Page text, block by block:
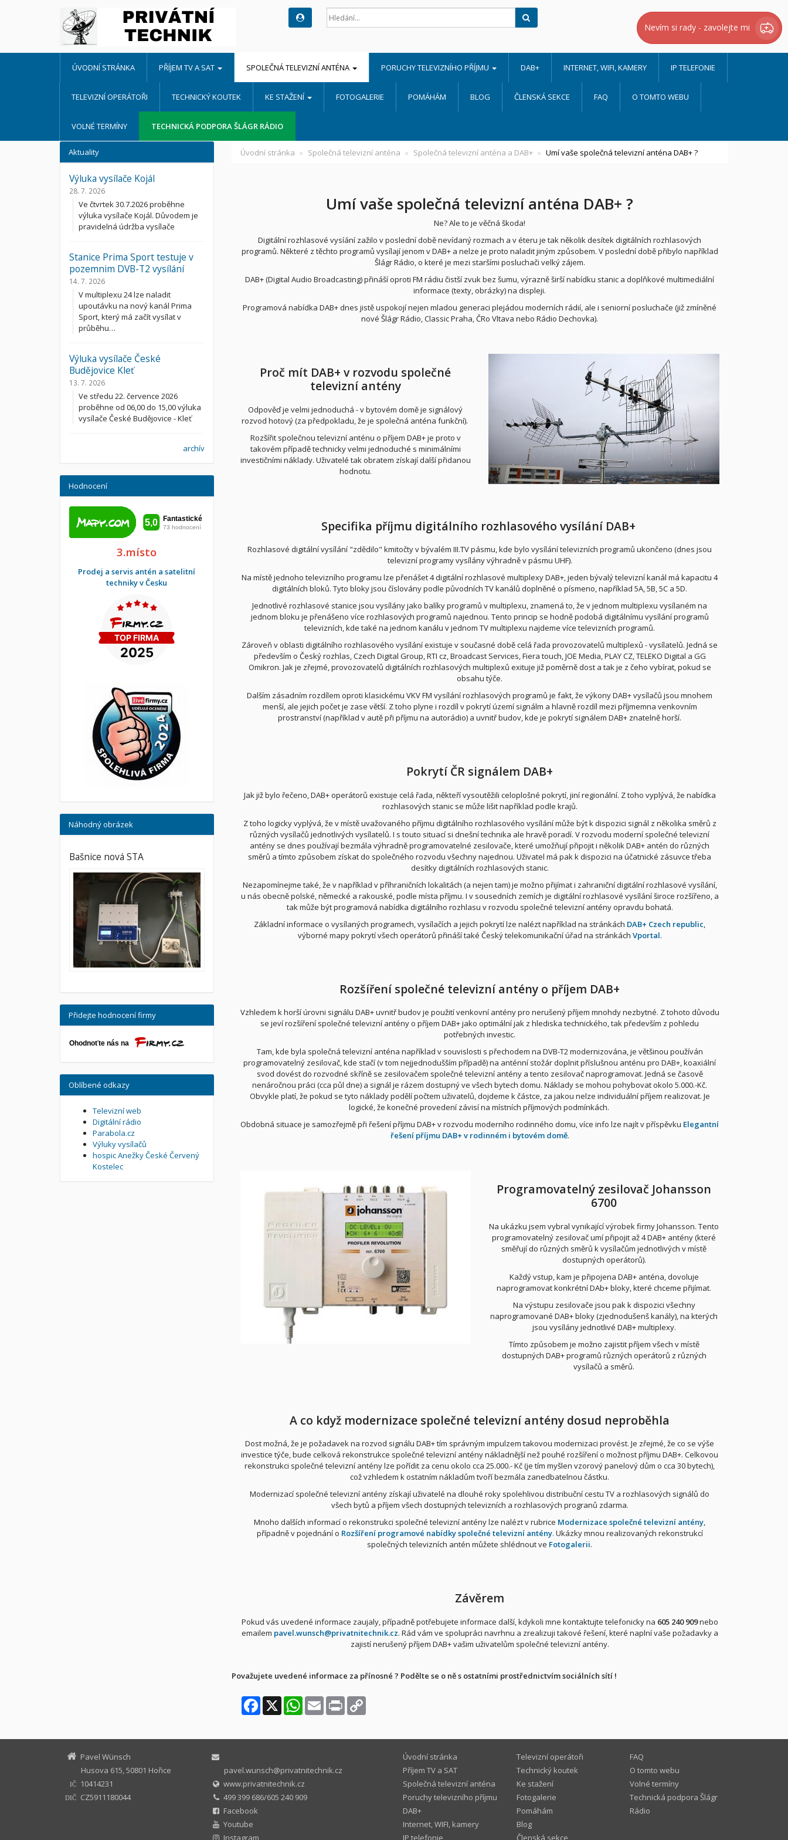
Nevím si rady - zavolejte mi
ÚVODNÍ STRÁNKA PŘÍJEM TV A SAT SPOLEČNÁ TELEVIZNÍ ANTÉNA PORUCHY TELEVIZNÍHO PŘÍJMU DAB+ INTERNET, WIFI, KAMERY IP TELEFONIE
TELEVIZNÍ OPERÁTOŘI TECHNICKÝ KOUTEK KE STAŽENÍ FOTOGALERIE POMÁHÁM BLOG ČLENSKÁ SEKCE FAQ O TOMTO WEBU
VOLNÉ TERMÍNY TECHNICKÁ PODPORA ŠLÁGR RÁDIO
Úvodní stránka Společná televizní anténa Společná televizní anténa a DAB+ Umí vaše společná televizní anténa DAB+ ?
Umí vaše společná televizní anténa DAB+ ?
Ne? Ale to je věčná škoda!
Digitální rozhlasové vysíání zažilo v poslední době nevídaný rozmach a v éteru je tak několik desítek digitálních rozhlasových
programů. Některé z těchto programů vysílají jenom v DAB+ a nelze je proto naladit jiným způsobem. V poslední době přibylo například
Šlágr Rádio, o které je mezi staršími posluchači velký zájem.
DAB+ (Digital Audio Broadcasting) přináší oproti FM rádiu čistší zvuk bez šumu, výrazně širší nabídku stanic a doplňkové multimediální
informace (texty, obrázky) na displeji.
Programová nabídka DAB+ dnes jistě uspokojí nejen mladou generaci plejádou moderních rádií, ale i seniorní posluchače (již zmíněné
nové Šlágr Rádio, Classic Praha, ČRo Vltava nebo Rádio Dechovka).
Proč mít DAB+ v rozvodu společné
televizní antény
Odpověď je velmi jednoduchá - v bytovém domě je signálový
rozvod hotový (za předpokladu, že je společná anténa funkční).
Rozšířit společnou televizní anténu o příjem DAB+ je proto v
takovém případě technicky velmi jednoduché s minimálními
investičními náklady. Uživatelé tak obratem získají další přidanou
hodnotu.
Specifika příjmu digitálního rozhlasového vysílání DAB+
Rozhlasové digitální vysílání "zdědilo" kmitočty v bývalém III.TV pásmu, kde bylo vysílání televizních programů ukončeno (dnes jsou
televizní programy vysílány výhradně v pásmu UHF).
Na místě jednoho televizního programu lze přenášet 4 digitální rozhlasové multiplexy DAB+, jeden bývalý televizní kanál má kapacitu 4
digitálních bloků. Tyto bloky jsou číslovány podle původních TV kanálů doplněné o písmeno, například 5A, 5B, 5C a 5D.
Jednotlivé rozhlasové stanice jsou vysílány jako balíky programů v multiplexu, znamená to, že v jednom multiplexu vysílaném na
jednom bloku je přenášeno více rozhlasových programů najednou. Tento princip se hodně podobá digitálnímu vysílání programů
televizních, kde také na jednom kanálu v jednom TV multiplexu najdeme více televizních programů.
Zároveň v oblasti digitálního rozhlasového vysílání existuje v současné době celá řada provozovatelů multiplexů - vysílatelů. Jedná se
především o Český rozhlas, Czech Digital Group, RTI cz, Broadcast Services, Fiera touch, JOE Media, PLAY CZ, TELEKO Digital a GG
Omikron. Jak je zřejmé, provozovatelů digitálních rozhlasových multiplexů exituje již poměrně dost a tak je z čeho vybírat, pokud se
obsahu týče.
Dalším zásadním rozdílem oproti klasickému VKV FM vysílání rozhlasových programů je fakt, že výkony DAB+ vysílačů jsou mnohem
menší, ale jejich počet je zase větší. Z toho plyne i rozdíl v pokrytí území signálm a hlavně rozdíl mezi příjmemna venkovním
prostranství (například v autě při příjmu na autorádio) a uvnitř budov, kde je pokrytí signálem DAB+ znatelně horší.
Pokrytí ČR signálem DAB+
Jak již bylo řečeno, DAB+ operátorů existuje celá řada, někteří vysoutěžili celoplošné pokrytí, jiní regionální. Z toho vyplývá, že nabídka
rozhlasových stanic se může lišit například podle krajů.
Z toho logicky vyplývá, že v místě uvažovaného příjmu digitálního rozhlasového vysílání může být k dispozici signál z několika směrů z
různých vysílačů jednotlivých vysílatelů. I s touto situací si dnešní technika ale hravě poradí. V rozvodu moderní společné televizní
antény se dnes používají bezmála výhradně programovatelné zesilovače, které umožňují připojit i několik DAB+ antén do různých
směrů a tímto způsobem získat do společného rozvodu všechny najednou. Uživatel má pak k dispozici na účatnické zásuvce třeba
desítky digitálních rozhlasových stanic.
Nezapomínejme také, že v například v příhraničních lokalitách (a nejen tam) je možno přijímat i zahraniční digitální rozhlasové vysílání,
u nás obecně polské, německé a rakouské, podle místa příjmu. I v sousedních zemích je digitální rozhlasové vysílání široce rozšířeno, a
tak může být programová nabídka digitálního rozhlasu v rozvodu společné televizní antény opravdu bohatá.
Základní informace o vysílaných programech, vysílačích a jejich pokrytí lze nalézt například na stránkách DAB+ Czech republic
výborné mapy pokrytí všech operátorů přináší také Český telekomunikační úřad na stránkách Vportal.
Rozšíření společné televizní antény o příjem DAB+
Vzhledem k horší úrovni signálu DAB+ uvnitř budov je použití venkovní antény pro nerušený příjem mnohdy nezbytné. Z tohoto důvodu
se jeví rozšíření společné televizní antény o příjem DAB+ jako optimální jak z hlediska technického, tak především z pohledu
potřebných investic.
Tam, kde byla společná televizní anténa například v souvislosti s přechodem na DVB-T2 modernizována, je většinou používán
programovatelný zesilovač, kde stačí (v tom nejjednodušším případě) na anténní stožár doplnit příslušnou anténu pro DAB+, koaxiální
svod dovést do rozvodné skříně se zesilovačem společné televizní antény a tento zesilovač naprogramovat. Jedná se časově
nenáročnou práci (cca půl dne) a signál je rázem dostupný ve všech bytech domu. Náklady se mohou pohybovat okolo 5.000.-Kč.
Obvykle platí, že pokud se tyto náklady podělí počtem uživatelů, dojdeme k částce, za jakou nelze individuální příjem realizovat. Je
logické, že konečné provedení závisí na místních příjmových podmínkách.
Obdobná situace je samozřejmě při řešení příjmu DAB+ v rozvodu moderního rodinného domu, více info lze najít v příspěvku Elegantní
řešení příjmu DAB+ v rodinném i bytovém domě.
Programovatelný zesilovač Johansson
6700
Na ukázku jsem vybral vynikající výrobek firmy Johansson. Tento
programovatelný zesilovač umí připojit až 4 DAB+ antény (které
směřují do různých směrů k vysílačům jednotlivých v místě
dostupných operátorů).
Každý vstup, kam je připojena DAB+ anténa, dovoluje
naprogramovat konkrétní DAb+ bloky, které chceme přijímat.
Na výstupu zesilovače jsou pak k dispozici všechny
naprogramované DAB+ bloky (zjednodušenš kanály), na kterých
jsou vysílány jednotlivé DAB+ multiplexy.
Tímto způsobem je možno zajistit příjem všech v místě
dostupných DAB+ programů různých operátorů z různých
vysílačů a směrů.
A co když modernizace společné televizní antény dosud neproběhla
Dost možná, že je požadavek na rozvod signálu DAB+ tím správným impulzem takovou modernizaci provést. Je zřejmé, že co se výše
investice týče, bude celková rekonstrukce společné televizní antény nákladnější než pouhé rozšíření o možnost příjmu DAB+. Celkovou
rekonstrukci společné televizní antény lze pořídit za cenu okolo cca 25.000.- Kč (je tím myšlen vzorový panelový dům o cca 30 bytech),
což vzhledem k ostatním nákladům tvoří bezmála zanedbatelnou částku.
Modernizací společné televizní antény získají uživatelé na dlouhé roky spolehlivou distribuční cestu TV a rozhlasových signálů do
všech bytů a příjem všech dostupných televizních a rozhlasových progranů zdarma.
Mnoho dalších informací o rekonstrukci společné televizní antény lze nalézt v rubrice Modernizace společné televizní antény,
případně v pojednání o Rozšíření programové nabídky společné televizní antény. Ukázky mnou realizovaných rekonstrukcí
společných televizních antén můžete shlédnout ve Fotogalerii.
Závěrem
Pokud vás uvedené informace zaujaly, případně potřebujete informace další, kdykoli mne kontaktujte telefonicky na 605 240 909nebo
emailem pavel.wunsch@privatnitechnik.cz. Rád vám ve spolupráci navrhnu a zrealizuji takové řešení, které naplní vaše požadavky a
zajistí nerušený příjem DAB+ vašim uživatelům společné televizní antény.
Považujete uvedené informace za přínosné ? Podělte se o ně s ostatními prostřednictvím sociálních sítí !
Facebook
X WhatsApp
Email Print Copy
Aktuality
Výluka vysílače Kojál
28. 7. 2026
Ve čtvrtek 30.7.2026 proběhne
výluka vysílače Kojál. Důvodem je
pravidelná údržba vysílače
Stanice Prima Sport testuje v
pozemnim DVB-T2 vysílání
14. 7. 2026
V multiplexu 24 lze naladit
upoutávku na nový kanál Prima
Sport, který má začít vysílat v
průběhu…
Výluka vysílače České
Budějovice Kleť
13. 7. 2026
Ve středu 22. července 2026
proběhne od 06,00 do 15,00 výluka
vysílače České Budějovice - Kleť
archív
Hodnocení
3.místo
Prodej a servis antén a satelitní
techniky v Česku
Náhodný obrázek
Bašnice nová STA
Přidejte hodnocení firmy
Oblíbené odkazy
Televizní web
Digitální rádio
Parabola.cz
Výluky vysílačů
hospic Anežky České Červený
Kostelec
Pavel Wünsch
Husova 615, 50801 Hořice
IČ 10414231
DIČ CZ5911180044
pavel.wunsch@privatnitechnik.cz
www.privatnitechnik.cz
499 399 686/605 240 909
Facebook
Youtube
Instagram
Úvodní stránka
Příjem TV a SAT
Společná televizní anténa
Poruchy televizního příjmu
DAB+
Internet, WIFI, kamery
IP telefonie
Televizní operátoři
Technický koutek
Ke stažení
Fotogalerie
Pomáhám
Blog
Členská sekce
FAQ
O tomto webu
Volné termíny
Technická podpora Šlágr
Rádio